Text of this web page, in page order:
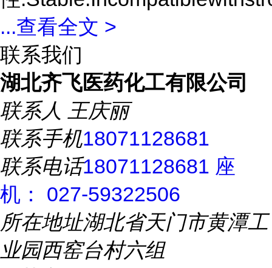
...查看全文 >
联系我们
湖北齐飞医药化工有限公司
联系人 王庆丽
联系手机18071128681
联系电话18071128681 座
机： 027-59322506
所在地址湖北省天门市黄潭工
业园西窑台村六组